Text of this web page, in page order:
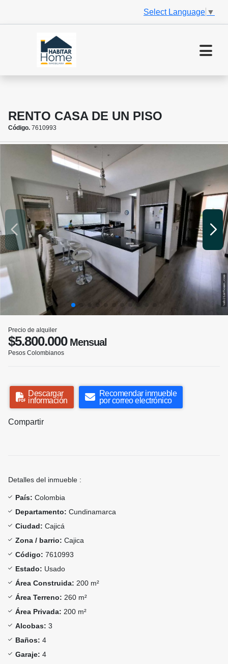
Select Language ▼
RENTO CASA DE UN PISO
Código. 7610993
Precio de alquiler
$5.800.000Mensual
Pesos Colombianos
Descargar
información
Recomendar inmueble
por correo electrónico
Compartir
Detalles del inmueble :
País: Colombia
Departamento: Cundinamarca
Ciudad: Cajicá
Zona / barrio: Cajica
Código: 7610993
Estado: Usado
Área Construida: 200 m²
Área Terreno: 260 m²
Área Privada: 200 m²
Alcobas: 3
Baños: 4
Garaje: 4